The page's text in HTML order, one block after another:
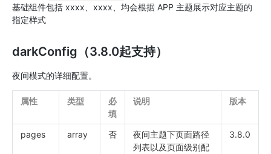
基础组件包括 xxxx、xxxx、均会根据 APP 主题展示对应主题的
指定样式
darkConfig（3.8.0起支持）
夜间模式的详细配置。
属性 类型
必
填
说明 版本
pages array 否
夜间主题下页面路径
列表以及页面级别配
3.8.0